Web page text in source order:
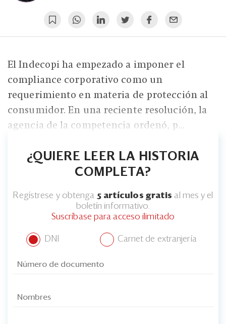
El Indecopi ha empezado a imponer el
compliance corporativo como un
requerimiento en materia de protección al
consumidor. En una reciente resolución, la
agencia de la competencia ordenó, p...
¿QUIERE LEER LA HISTORIA
COMPLETA?
Regístrese y obtenga 5 artículos gratis al mes y el
boletín informativo.
Suscríbase para acceso ilimitado
DNI Carnet de extranjería